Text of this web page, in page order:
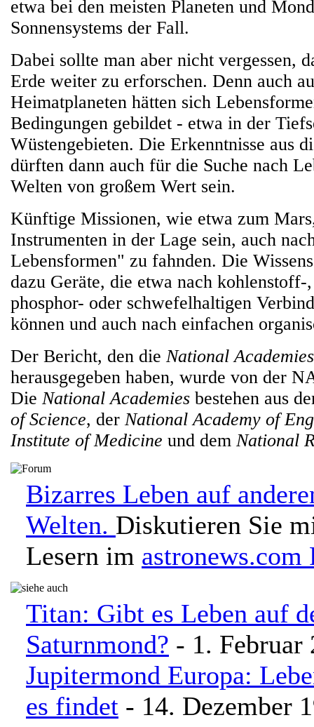
etwa bei den meisten Planeten und
Sonnensystems der Fall.
Dabei sollte man aber nicht vergessen,
Erde weiter zu erforschen. Denn auch
Heimatplaneten hätten sich
Bedingungen gebildet - etwa in der
Wüstengebieten. Die Erkenntnisse aus
dürften dann auch für die Suche nach
Welten von großem Wert sein.
Künftige Missionen, wie etwa zum
Instrumenten in der Lage sein, auch
Lebensformen" zu fahnden. Die
dazu Geräte, die etwa nach kohlenstoff-
phosphor- oder schwefelhaltigen
können und auch nach einfachen
Der Bericht, den die National Academies
herausgegeben haben, wurde von der
Die National Academies bestehen aus
of Science, der National Academy of
Institute of Medicine und dem National
Bizarres Leben auf
Welten. Diskutieren Sie
Lesern im astronews.com
Titan: Gibt es Leben auf
Saturnmond? - 1. Februar
Jupitermond Europa:
es findet - 14. Dezember